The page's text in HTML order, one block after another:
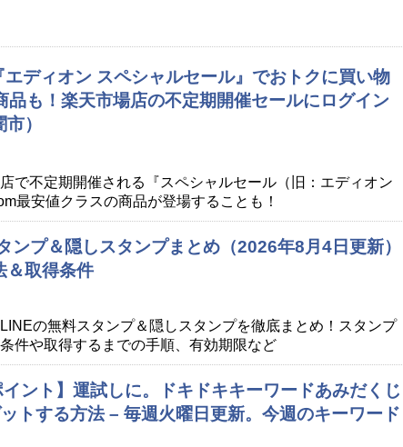
エディオン スペシャルセール』でおトクに買い物
品も！楽天市場店の不定期開催セールにログイン
）
で不定期開催される『スペシャルセール（旧：エディオン
最安値クラスの商品が登場することも！
ンプ＆隠しスタンプまとめ（2026年8月4日更新）
＆取得条件
の無料スタンプ＆隠しスタンプを徹底まとめ！スタンプ
件や取得するまでの手順、有効期限など
イント】運試しに。ドキドキキーワードあみだくじ
トする方法 – 毎週火曜日更新。今週のキーワード